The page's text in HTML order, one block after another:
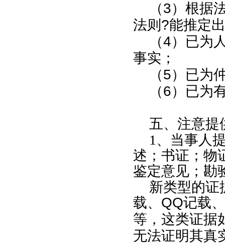
（3）根据
法则 ?能推定
（4）已为
事实；
（5）已为
（6）已为
五、注意提
1 、当事人
述；书证；物
鉴定意见；勘
新类型的证
载、 QQ记载
等，这类证据
无法证明其真